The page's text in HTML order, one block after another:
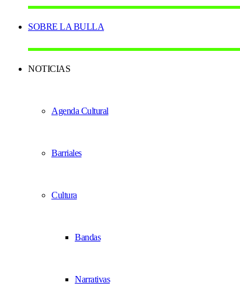
SOBRE LA BULLA
NOTICIAS
Agenda Cultural
Barriales
Cultura
Bandas
Narrativas